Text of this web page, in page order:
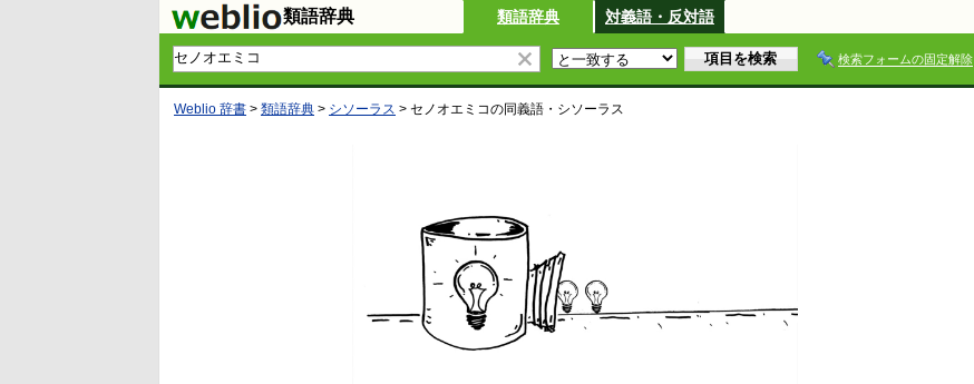
類語辞典 類語辞典 対義語・反対語
検索フォームの固定解除
Weblio 辞書 > 類語辞典 > シソーラス > セノオエミコの同義語・シソーラス